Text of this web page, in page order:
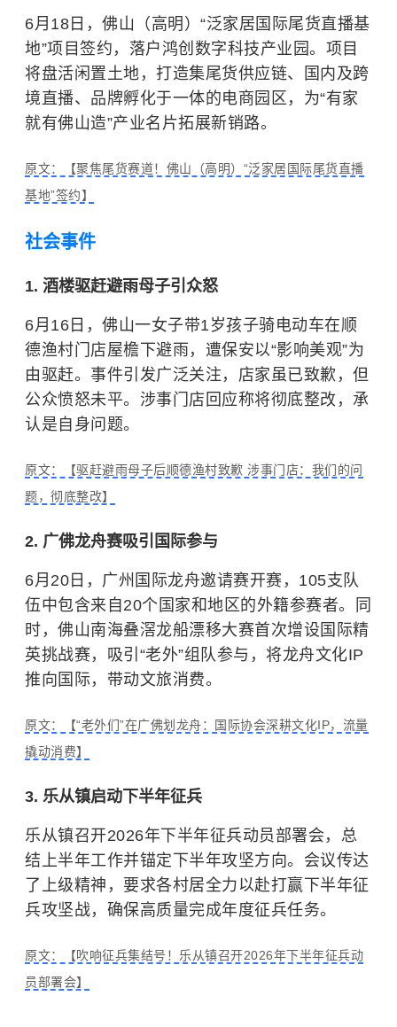
6月18日，佛山（高明）“泛家居国际尾货直播基
地”项目签约，落户鸿创数字科技产业园。项目
将盘活闲置土地，打造集尾货供应链、国内及跨
境直播、品牌孵化于一体的电商园区，为“有家
就有佛山造”产业名片拓展新销路。
原文：【聚焦尾货赛道！佛山（高明）“泛家居国际尾货直播
基地”签约】
社会事件
1. 酒楼驱赶避雨母子引众怒
6月16日，佛山一女子带1岁孩子骑电动车在顺
德渔村门店屋檐下避雨，遭保安以“影响美观”为
由驱赶。事件引发广泛关注，店家虽已致歉，但
公众愤怒未平。涉事门店回应称将彻底整改，承
认是自身问题。
原文：【驱赶避雨母子后顺德渔村致歉 涉事门店：我们的问
题，彻底整改】
2. 广佛龙舟赛吸引国际参与
6月20日，广州国际龙舟邀请赛开赛，105支队
伍中包含来自20个国家和地区的外籍参赛者。同
时，佛山南海叠滘龙船漂移大赛首次增设国际精
英挑战赛，吸引“老外”组队参与，将龙舟文化IP
推向国际，带动文旅消费。
原文：【“老外们”在广佛划龙舟：国际协会深耕文化IP，流量
撬动消费】
3. 乐从镇启动下半年征兵
乐从镇召开2026年下半年征兵动员部署会，总
结上半年工作并锚定下半年攻坚方向。会议传达
了上级精神，要求各村居全力以赴打赢下半年征
兵攻坚战，确保高质量完成年度征兵任务。
原文：【吹响征兵集结号！乐从镇召开2026年下半年征兵动
员部署会】